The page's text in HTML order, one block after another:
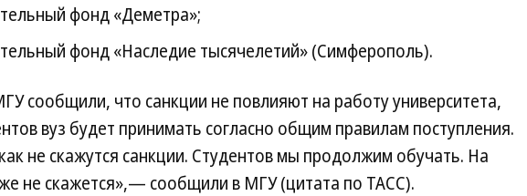
фонд «Деметра»;
фонд «Наследие тысячелетий» (Симферополь).
сообщили, что санкции не повлияют на работу университета,
вуз будет принимать согласно общим правилам поступления.
не скажутся санкции. Студентов мы продолжим обучать. На
не скажется»,— сообщили в МГУ (цитата по ТАСС).